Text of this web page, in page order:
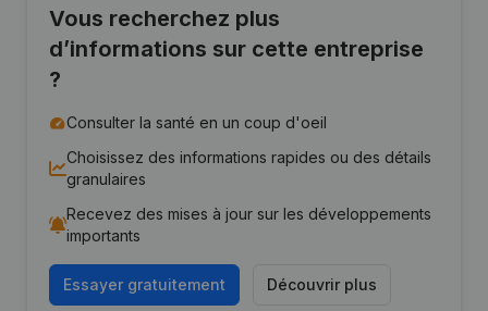
Vous recherchez plus
d’informations sur cette entreprise
?
Consulter la santé en un coup d'oeil
Choisissez des informations rapides ou des détails
granulaires
Recevez des mises à jour sur les développements
importants
Essayer gratuitement Découvrir plus